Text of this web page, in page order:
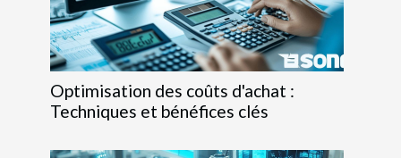
Optimisation des coûts d'achat :
Techniques et bénéfices clés